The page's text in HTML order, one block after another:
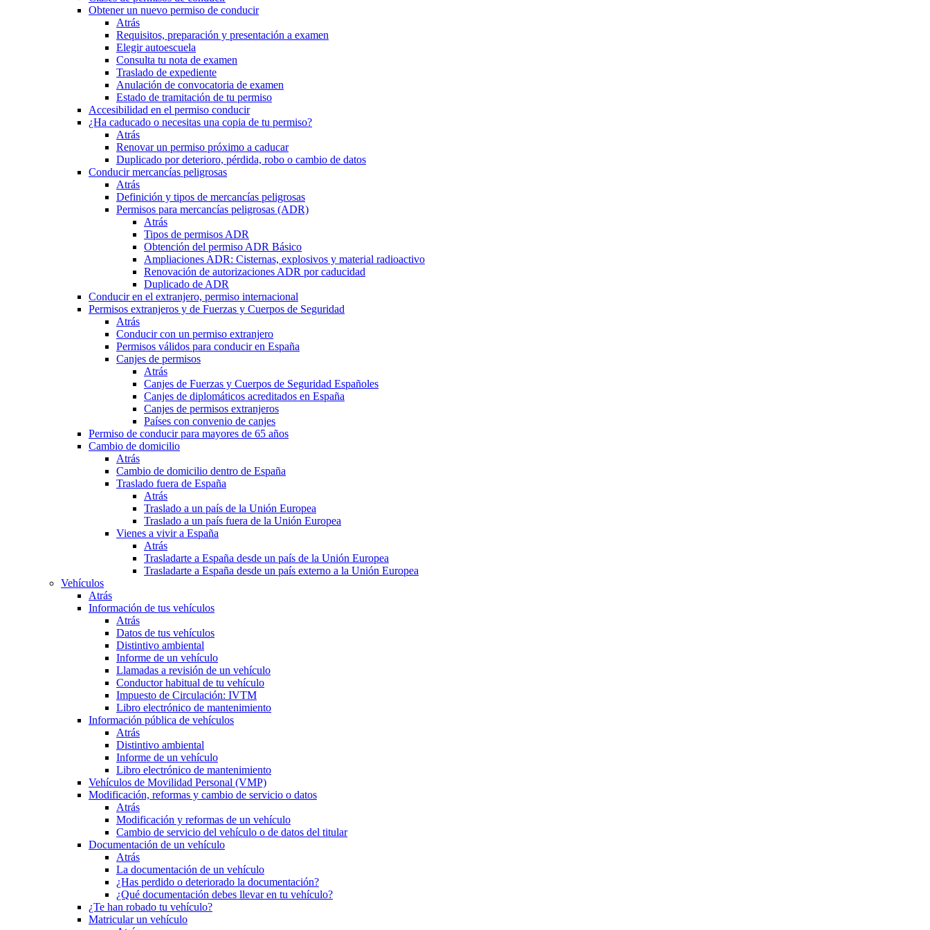
Obtener un nuevo permiso de conducir
Atrás
Requisitos, preparación y presentación a examen
Elegir autoescuela
Consulta tu nota de examen
Traslado de expediente
Anulación de convocatoria de examen
Estado de tramitación de tu permiso
Accesibilidad en el permiso conducir
¿Ha caducado o necesitas una copia de tu permiso?
Atrás
Renovar un permiso próximo a caducar
Duplicado por deterioro, pérdida, robo o cambio de datos
Conducir mercancías peligrosas
Atrás
Definición y tipos de mercancías peligrosas
Permisos para mercancías peligrosas (ADR)
Atrás
Tipos de permisos ADR
Obtención del permiso ADR Básico
Ampliaciones ADR: Cisternas, explosivos y material radioactivo
Renovación de autorizaciones ADR por caducidad
Duplicado de ADR
Conducir en el extranjero, permiso internacional
Permisos extranjeros y de Fuerzas y Cuerpos de Seguridad
Atrás
Conducir con un permiso extranjero
Permisos válidos para conducir en España
Canjes de permisos
Atrás
Canjes de Fuerzas y Cuerpos de Seguridad Españoles
Canjes de diplomáticos acreditados en España
Canjes de permisos extranjeros
Países con convenio de canjes
Permiso de conducir para mayores de 65 años
Cambio de domicilio
Atrás
Cambio de domicilio dentro de España
Traslado fuera de España
Atrás
Traslado a un país de la Unión Europea
Traslado a un país fuera de la Unión Europea
Vienes a vivir a España
Atrás
Trasladarte a España desde un país de la Unión Europea
Trasladarte a España desde un país externo a la Unión Europea
Vehículos
Atrás
Información de tus vehículos
Atrás
Datos de tus vehículos
Distintivo ambiental
Informe de un vehículo
Llamadas a revisión de un vehículo
Conductor habitual de tu vehículo
Impuesto de Circulación: IVTM
Libro electrónico de mantenimiento
Información pública de vehículos
Atrás
Distintivo ambiental
Informe de un vehículo
Libro electrónico de mantenimiento
Vehículos de Movilidad Personal (VMP)
Modificación, reformas y cambio de servicio o datos
Atrás
Modificación y reformas de un vehículo
Cambio de servicio del vehículo o de datos del titular
Documentación de un vehículo
Atrás
La documentación de un vehículo
¿Has perdido o deteriorado la documentación?
¿Qué documentación debes llevar en tu vehículo?
¿Te han robado tu vehículo?
Matricular un vehículo